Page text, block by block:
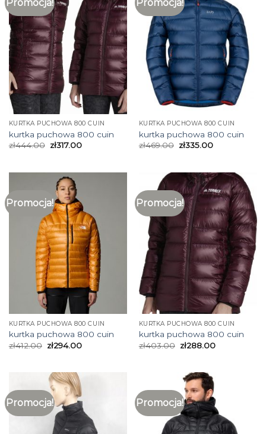
Promocja!
KURTKA PUCHOWA 800 CUIN
kurtka puchowa 800 cuin
zł444.00 zł317.00
Promocja!
KURTKA PUCHOWA 800 CUIN
kurtka puchowa 800 cuin
zł469.00 zł335.00
Promocja!
KURTKA PUCHOWA 800 CUIN
kurtka puchowa 800 cuin
zł412.00 zł294.00
Promocja!
KURTKA PUCHOWA 800 CUIN
kurtka puchowa 800 cuin
zł403.00 zł288.00
Promocja! Promocja!